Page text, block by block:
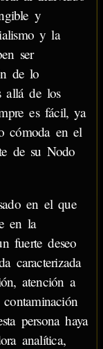
y
y la
ser
de lo
allá de los
es fácil, ya
cómoda en el
de su Nodo
en el que
en la
fuerte deseo
caracterizada
atención a
persona haya
analítica,